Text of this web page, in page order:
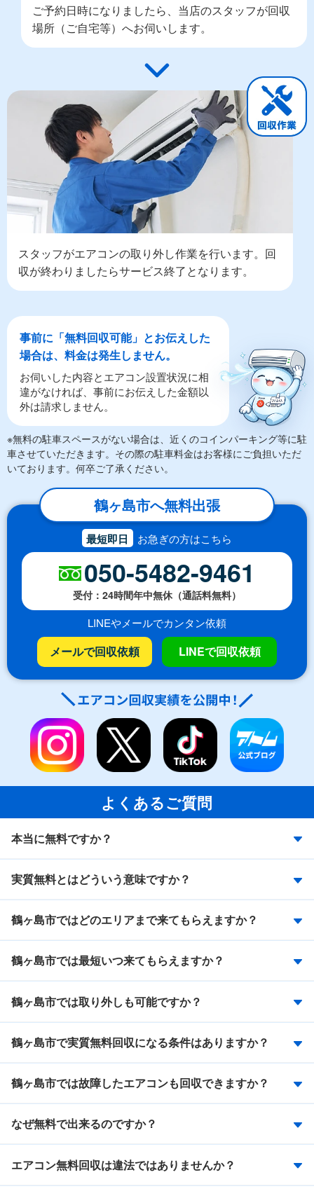
ご予約日時になりましたら、当店のスタッフが回収
場所（ご自宅等）へお伺いします。
スタッフがエアコンの取り外し作業を行います。回
収が終わりましたらサービス終了となります。
事前に「無料回収可能」とお伝えした
場合は、料金は発生しません。
お伺いした内容とエアコン設置状況に相
違がなければ、事前にお伝えした金額以
外は請求しません。
※無料の駐車スペースがない場合は、近くのコインパーキング等に駐
車させていただきます。その際の駐車料金はお客様にご負担いただ
いております。何卒ご了承ください。
鶴ヶ島市へ無料出張
最短即日 お急ぎの方はこちら
050-5482-9461
受付：24時間年中無休（通話料無料）
LINEやメールでカンタン依頼
メールで回収依頼 LINEで回収依頼
よくあるご質問
本当に無料ですか？
実質無料とはどういう意味ですか？
鶴ヶ島市ではどのエリアまで来てもらえますか？
鶴ヶ島市では最短いつ来てもらえますか？
鶴ヶ島市では取り外しも可能ですか？
鶴ヶ島市で実質無料回収になる条件はありますか？
鶴ヶ島市では故障したエアコンも回収できますか？
なぜ無料で出来るのですか？
エアコン無料回収は違法ではありませんか？